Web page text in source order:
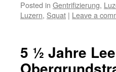
Posted in Gentrifizierung,
Luzern, Squat | Leave a
5 ½ Jahre